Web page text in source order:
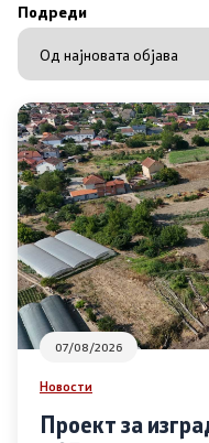
Градоначалник
Вработени
Совет на општината
ЈПКД Росоман -
ООУ Пере Тошев
ЈОУГД Праскичка
Односи со јавност
Новости
Подреди
07/08/2026
Новости
Проект за